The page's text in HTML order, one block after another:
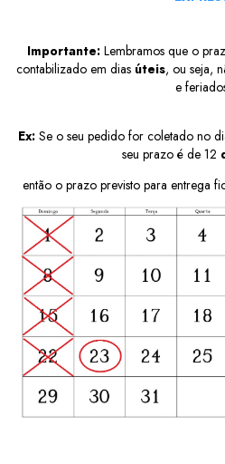
Importante:Lembramos que o
contabilizado em dias úteis, ou seja,
e
Ex: Se o seu pedido for coletado no
seu prazo é de 12
então o prazo previsto para entrega